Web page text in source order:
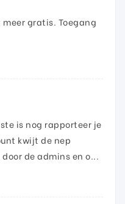
gratis. Toegang
is nog rapporteer je
kwijt de nep
de admins en o...